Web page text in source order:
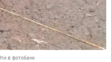
в фотобанк